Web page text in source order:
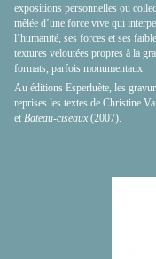
expositions personnelles ou
mêlée d’une force vive qui
l’humanité, ses forces et ses
textures veloutées propres à la
formats, parfois monumentaux.
Au éditions Esperluète, les
reprises les textes de Christine
et Bateau-ciseaux (2007).